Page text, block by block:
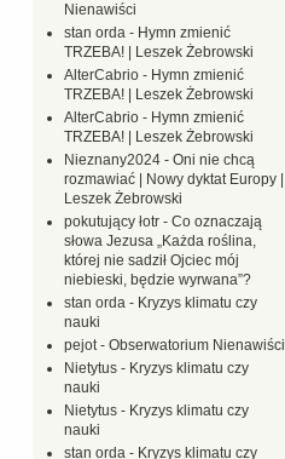
Nienawiści
stan orda - Hymn zmienić
TRZEBA! | Leszek Żebrowski
AlterCabrio - Hymn zmienić
TRZEBA! | Leszek Żebrowski
AlterCabrio - Hymn zmienić
TRZEBA! | Leszek Żebrowski
Nieznany2024 - Oni nie chcą
rozmawiać | Nowy dyktat Europy |
Leszek Żebrowski
pokutujący łotr - Co oznaczają
słowa Jezusa „Każda roślina,
której nie sadził Ojciec mój
niebieski, będzie wyrwana”?
stan orda - Kryzys klimatu czy
nauki
pejot- Obserwatorium Nienawiści
Nietytus - Kryzys klimatu czy
nauki
Nietytus - Kryzys klimatu czy
nauki
stan orda - Kryzys klimatu czy